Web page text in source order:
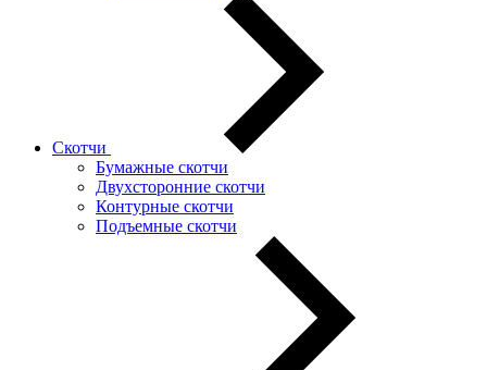
Скотчи
Бумажные скотчи
Двухсторонние скотчи
Контурные скотчи
Подъемные скотчи